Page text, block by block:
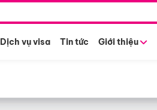
Dịch vụ visa Tin tức Giới thiệu